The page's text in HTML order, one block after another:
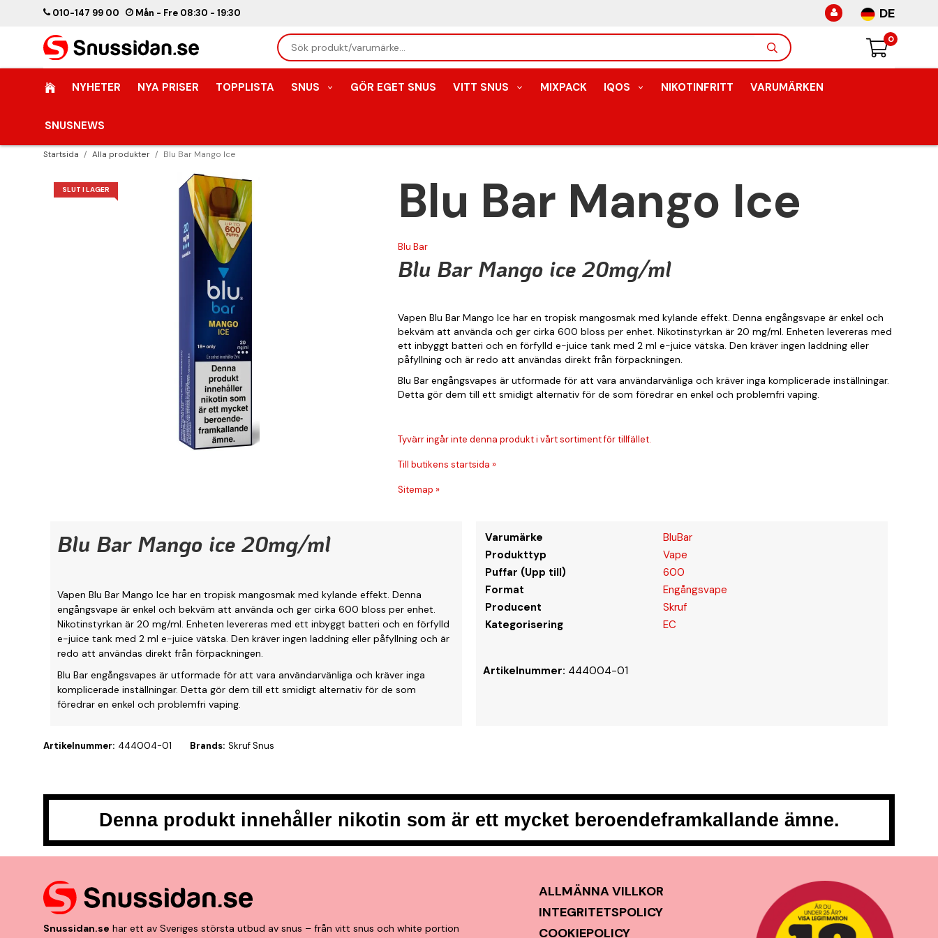
010-147 99 00 Mån - Fre 08:30 - 19:30 DE
0
NYHETER NYA PRISER TOPPLISTA SNUS GÖR EGET SNUS VITT SNUS MIXPACK IQOS NIKOTINFRITT VARUMÄRKEN
SNUSNEWS
Startsida / Alla produkter / Blu Bar Mango Ice
SLUT I LAGER Blu Bar Mango Ice
Blu Bar
Blu Bar Mango ice 20mg/ml
Vapen Blu Bar Mango Ice har en tropisk mangosmak med kylande effekt. Denna engångsvape är enkel och
bekväm att använda och ger cirka 600 bloss per enhet. Nikotinstyrkan är 20 mg/ml. Enheten levereras med
ett inbyggt batteri och en förfylld e-juice tank med 2 ml e-juice vätska. Den kräver ingen laddning eller
påfyllning och är redo att användas direkt från förpackningen.
Blu Bar engångsvapes är utformade för att vara användarvänliga och kräver inga komplicerade inställningar.
Detta gör dem till ett smidigt alternativ för de som föredrar en enkel och problemfri vaping.
Tyvärr ingår inte denna produkt i vårt sortiment för tillfället.
Till butikens startsida »
Sitemap »
Blu Bar Mango ice 20mg/ml
Vapen Blu Bar Mango Ice har en tropisk mangosmak med kylande effekt. Denna
engångsvape är enkel och bekväm att använda och ger cirka 600 bloss per enhet.
Nikotinstyrkan är 20 mg/ml. Enheten levereras med ett inbyggt batteri och en förfylld
e-juice tank med 2 ml e-juice vätska. Den kräver ingen laddning eller påfyllning och är
redo att användas direkt från förpackningen.
Blu Bar engångsvapes är utformade för att vara användarvänliga och kräver inga
komplicerade inställningar. Detta gör dem till ett smidigt alternativ för de som
föredrar en enkel och problemfri vaping.
Varumärke
BluBar
Produkttyp
Vape
Puffar (Upp till)
600
Format
Engångsvape
Producent
Skruf
Kategorisering
EC
Artikelnummer: 444004-01
Artikelnummer: 444004-01 Brands: Skruf Snus
Denna produkt innehåller nikotin som är ett mycket beroendeframkallande ämne.
Snussidan.se har ett av Sveriges största utbud av snus – från vitt snus och white portion
ALLMÄNNA VILLKOR
INTEGRITETSPOLICY
COOKIEPOLICY